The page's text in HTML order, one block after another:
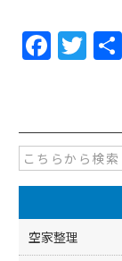
F
a
e
b
o
o
k
T
w
er
空家整理